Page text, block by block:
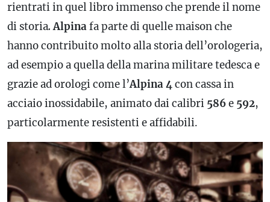
rientrati in quel libro immenso che prende il nome
di storia.Alpinafa parte di quelle maison che
hanno contribuito molto alla storia dell’orologeria,
ad esempio a quella della marina militare tedesca e
grazie ad orologi come l’Alpina 4con cassa in
acciaio inossidabile, animato dai calibri 586e 592,
particolarmente resistenti e affidabili.